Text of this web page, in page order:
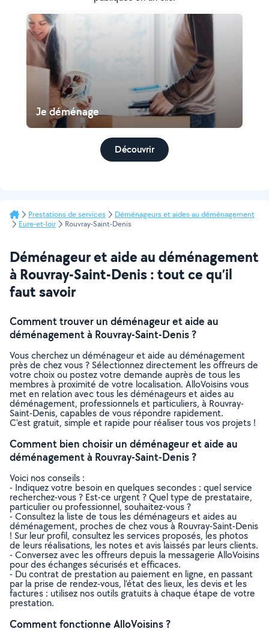
Je déménage
Découvrir
Prestations de services
Déménageurs et aides au déménagement
Eure-et-loir
Rouvray-Saint-Denis
Déménageur et aide au déménagement
à Rouvray-Saint-Denis : tout ce qu’il
faut savoir
Comment trouver un déménageur et aide au
déménagement à Rouvray-Saint-Denis ?
Vous cherchez un déménageur et aide au déménagement
près de chez vous ? Sélectionnez directement les offreurs de
votre choix ou postez votre demande auprès de tous les
membres à proximité de votre localisation. AlloVoisins vous
met en relation avec tous les déménageurs et aides au
déménagement, professionnels et particuliers, à Rouvray-
Saint-Denis, capables de vous répondre rapidement.
C’est gratuit, simple et rapide pour réaliser tous vos projets !
Comment bien choisir un déménageur et aide au
déménagement à Rouvray-Saint-Denis ?
Voici nos conseils :
- Indiquez votre besoin en quelques secondes : quel service
recherchez-vous ? Est-ce urgent ? Quel type de prestataire,
particulier ou professionnel, souhaitez-vous ?
- Consultez la liste de tous les déménageurs et aides au
déménagement, proches de chez vous à Rouvray-Saint-Denis
! Sur leur profil, consultez les services proposés, les photos
de leurs réalisations, les notes et avis laissés par leurs clients.
- Conversez avec les offreurs depuis la messagerie AlloVoisins
pour des échanges sécurisés et efficaces.
- Du contrat de prestation au paiement en ligne, en passant
par la prise de rendez-vous, l’état des lieux, les devis et les
factures : utilisez nos outils gratuits à chaque étape de votre
prestation.
Comment fonctionne AlloVoisins ?